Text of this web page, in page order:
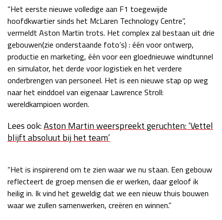
GP MEXICO 2026 30 okt - 01 nov
Kwalificatie
za 22:00 - 23:00
Race
zo 21:00 - 23:00
LAS VEGAS GRAND PRIX 2026 20 - 22 nov
Kwalificatie
za 05:00 - 06:00
Race
04 - 06 dec
Kwalificatie
za 15:00 - 16:00
Race
“Het eerste nieuwe volledige aan F1 toegewijde
hoofdkwartier sinds het McLaren Technology Centre”,
vermeldt Aston Martin trots. Het complex zal bestaan uit drie
gebouwen(zie onderstaande foto’s) : één voor ontwerp,
productie en marketing, één voor een gloednieuwe windtunnel
en simulator, het derde voor logistiek en het verdere
onderbrengen van personeel. Het is een nieuwe stap op weg
naar het einddoel van eigenaar Lawrence Stroll:
wereldkampioen worden.
Lees ook:Aston Martin weerspreekt geruchten: ‘Vettel
blijft absoluut bij het team’
“Het is inspirerend om te zien waar we nu staan. Een gebouw
reflecteert de groep mensen die er werken, daar geloof ik
heilig in. Ik vind het geweldig dat we een nieuw thuis bouwen
waar we zullen samenwerken, creëren en winnen.”